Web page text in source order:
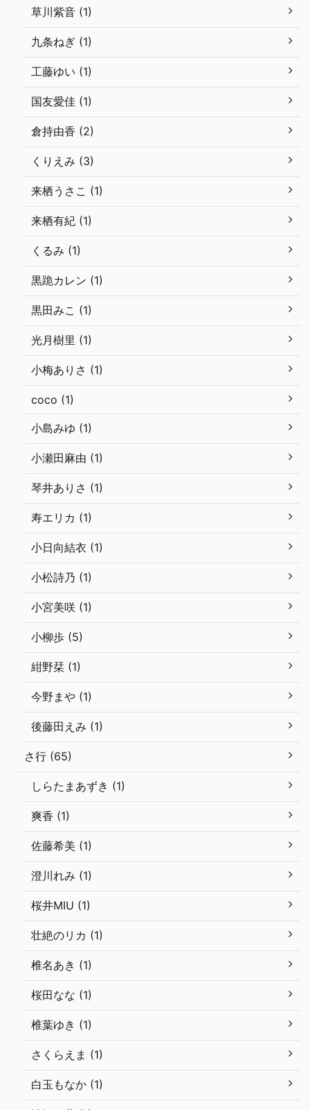
草川紫音 (1)
九条ねぎ (1)
工藤ゆい (1)
国友愛佳 (1)
倉持由香 (2)
くりえみ (3)
来栖うさこ (1)
来栖有紀 (1)
くるみ (1)
黒跪カレン (1)
黒田みこ (1)
光月樹里 (1)
小梅ありさ (1)
coco (1)
小島みゆ (1)
小瀬田麻由 (1)
琴井ありさ (1)
寿エリカ (1)
小日向結衣 (1)
小松詩乃 (1)
小宮美咲 (1)
小柳歩 (5)
紺野栞 (1)
今野まや (1)
後藤田えみ (1)
さ行 (65)
しらたまあずき (1)
爽香 (1)
佐藤希美 (1)
澄川れみ (1)
桜井MIU (1)
壮絶のリカ (1)
椎名あき (1)
桜田なな (1)
椎葉ゆき (1)
さくらえま (1)
白玉もなか (1)